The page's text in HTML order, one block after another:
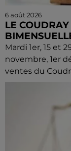
6 août 2026
LE
Mardi 1er, 15 et
novembre, 1er
ventes du